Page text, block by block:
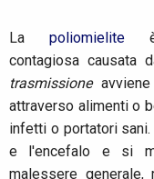
La poliomielite
contagiosa causata
trasmissione
attraverso alimenti o
infetti o portatori
e l'encefalo e si
malessere